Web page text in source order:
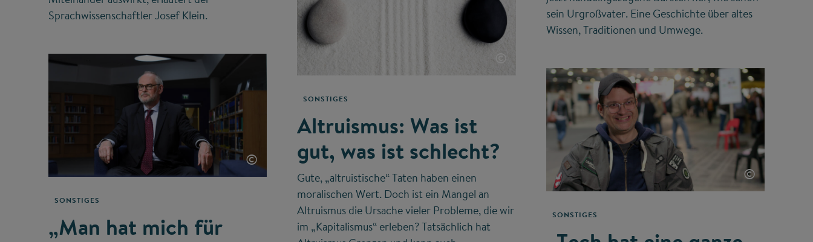
Sprachwissenschaftler Josef Klein.
sein Urgroßvater. Eine Geschichte über altes
Wissen, Traditionen und Umwege.
©
SONSTIGES
„Man hat mich für
©
SONSTIGES
Altruismus: Was ist
gut, was ist schlecht?
Gute, „altruistische“ Taten haben einen
moralischen Wert. Doch ist ein Mangel an
Altruismus die Ursache vieler Probleme, die wir
im „Kapitalismus“ erleben? Tatsächlich hat
©
SONSTIGES